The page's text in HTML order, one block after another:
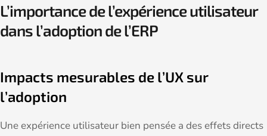
L’importance de l’expérience utilisateur
dans l’adoption de l’ERP
Impacts mesurables de l’UX sur
l’adoption
Une expérience utilisateur bien pensée a des effets directs